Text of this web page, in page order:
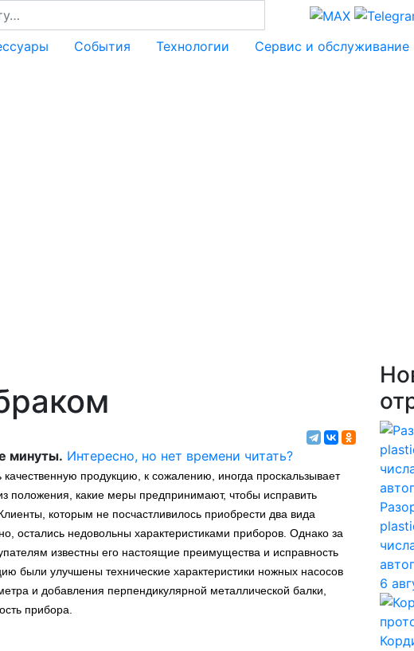
События Технологии Сервис и обслуживание
минуты. Интересно, но нет времени читать?
продукцию, к сожалению, иногда проскальзывает
положения, какие меры предпринимают, чтобы исправить
которым не посчастливилось приобрести два вида
остались недовольны характеристиками приборов. Однако за
известны его настоящие преимущества и исправность
были улучшены технические характеристики ножных насосов
и добавления перпендикулярной металлической балки,
прибора.
6